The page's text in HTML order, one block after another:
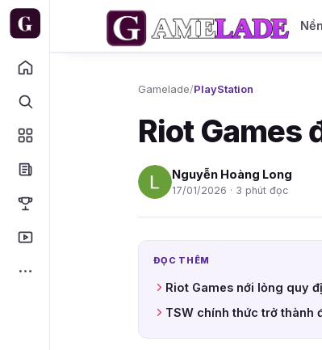
Gamelade/PlayStation
Riot Games
Nguyễn Hoàng Long
17/01/2026 · 3 phút đọc
ĐỌC THÊM
Riot Games nới lỏng quy
TSW chính thức trở thành